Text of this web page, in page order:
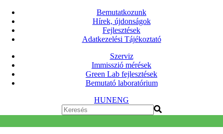
Bemutatkozunk
Hírek, újdonságok
Fejlesztések
Adatkezelési Tájékoztató
Szerviz
Immisszió mérések
Green Lab fejlesztések
Bemutató laboratórium
HUNENG